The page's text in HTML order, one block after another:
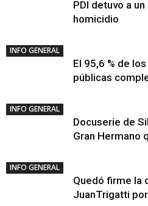
PDI detuvo a
homicidio
INFO GENERAL
El 95,6 % de
públicas
INFO GENERAL
Docuserie de
Gran Hermano
INFO GENERAL
Quedó firme la
JuanTrigatti